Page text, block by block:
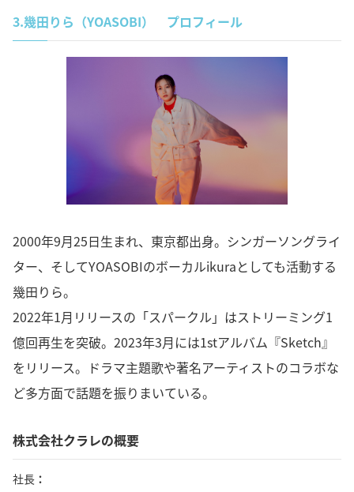
3.幾田りら（YOASOBI） プロフィール
2000年9月25日生まれ、東京都出身。シンガーソングライ
ター、そしてYOASOBIのボーカルikuraとしても活動する
幾田りら。
2022年1月リリースの「スパークル」はストリーミング1
億回再生を突破。2023年3月には1stアルバム『Sketch』
をリリース。ドラマ主題歌や著名アーティストのコラボな
ど多方面で話題を振りまいている。
株式会社クラレの概要
社長